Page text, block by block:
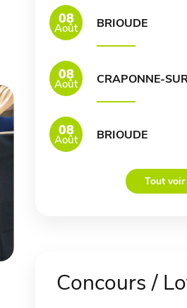
08
Août BRIOUDE
08
Août CRAPONNE-
08
Août BRIOUDE
Tout voir
Concours /